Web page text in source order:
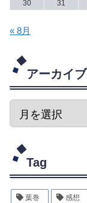
30
31
« 8月
アーカイブ
Tag
葉巻 感想